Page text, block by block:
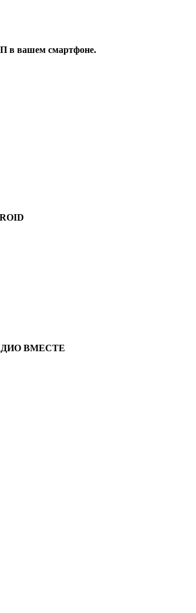
в вашем смартфоне.
ВМЕСТЕ